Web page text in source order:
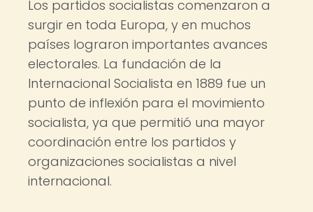
Los partidos socialistas comenzaron a
surgir en toda Europa, y en muchos
países lograron importantes avances
electorales. La fundación de la
Internacional Socialista en 1889 fue un
punto de inflexión para el movimiento
socialista, ya que permitió una mayor
coordinación entre los partidos y
organizaciones socialistas a nivel
internacional.